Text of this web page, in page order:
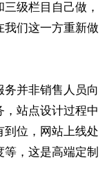
级栏目自己做，
我们这一方重新做
并非销售人员向
站点设计过程中
到位，网站上线处
，这是高端定制